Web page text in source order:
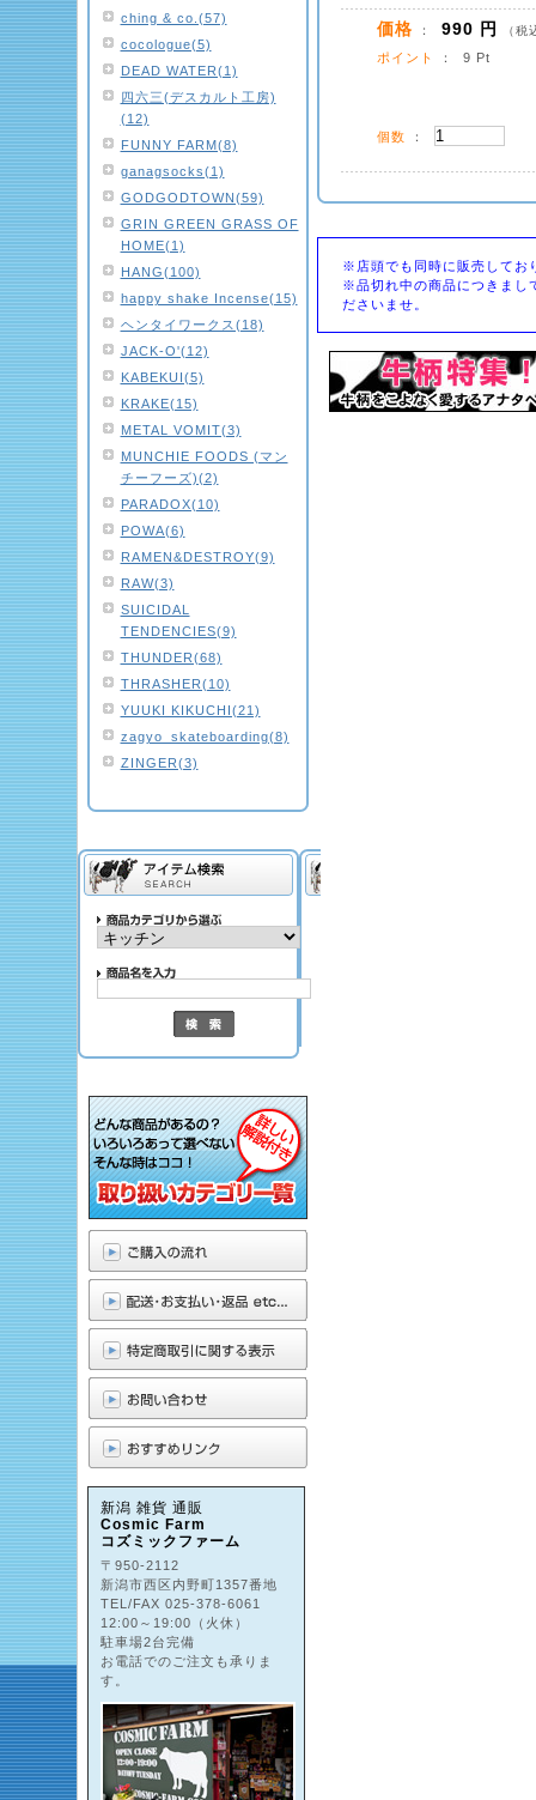
ching & co.(57)
cocologue(5)
DEAD WATER(1)
四六三(デスカルト工房)
(12)
FUNNY FARM(8)
ganagsocks(1)
GODGODTOWN(59)
GRIN GREEN GRASS OF
HOME(1)
HANG(100)
happy shake Incense(15)
ヘンタイワークス(18)
JACK-O'(12)
KABEKUI(5)
KRAKE(15)
METAL VOMIT(3)
MUNCHIE FOODS (マン
チーフーズ)(2)
PARADOX(10)
POWA(6)
RAMEN&DESTROY(9)
RAW(3)
SUICIDAL
TENDENCIES(9)
THUNDER(68)
THRASHER(10)
YUUKI KIKUCHI(21)
zagyo_skateboarding(8)
ZINGER(3)
新潟 雑貨 通販
Cosmic Farm
コズミックファーム
〒950-2112
新潟市西区内野町1357番地
TEL/FAX 025-378-6061
12:00～19:00（火休）
駐車場2台完備
お電話でのご注文も承りま
す。
価格 ： 990 円 （税
ポイント ： 9 Pt
個数 ：
※店頭でも同時に販売してお
※品切れ中の商品につきまし
ださいませ。